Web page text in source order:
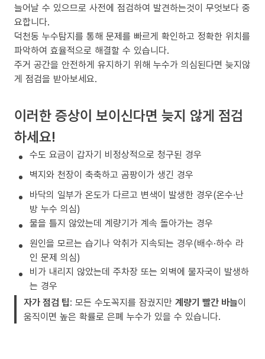
늘어날 수 있으므로 사전에 점검하여 발견하는것이 무엇보다 중
요합니다.
덕천동 누수탐지를 통해 문제를 빠르게 확인하고 정확한 위치를
파악하여 효율적으로 해결할 수 있습니다.
주거 공간을 안전하게 유지하기 위해 누수가 의심된다면 늦지않
게 점검을 받아보세요.
이러한 증상이 보이신다면 늦지 않게 점검
하세요!
수도 요금이 갑자기 비정상적으로 청구된 경우
벽지와 천장이 축축하고 곰팡이가 생긴 경우
바닥의 일부가 온도가 다르고 변색이 발생한 경우(온수·난
방 누수 의심)
물을 틀지 않았는데 계량기가 계속 돌아가는 경우
원인을 모르는 습기나 악취가 지속되는 경우(배수·하수 라
인 문제 의심)
비가 내리지 않았는데 주차장 또는 외벽에 물자국이 발생하
는 경우
자가 점검 팁: 모든 수도꼭지를 잠궜지만 계량기 빨간 바늘이
움직이면 높은 확률로 은폐 누수가 있을 수 있습니다.